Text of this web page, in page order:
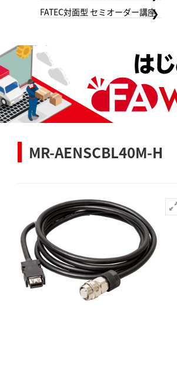
FATEC対面型 セミオーダー講座
MR-AENSCBL40M-H